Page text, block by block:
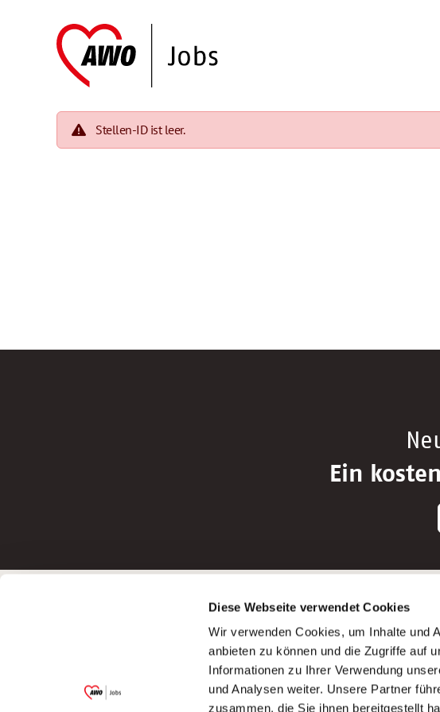
Diese Webseite verwendet Cookies
Wir verwenden Cookies, um Inhalte und
anbieten zu können und die Zugriffe auf
Informationen zu Ihrer Verwendung
und Analysen weiter. Unsere Partner
zusammen, die Sie ihnen bereitgestellt
Stellen-ID ist leer.
Ein
Garitz Bewirtschaftungsbetriebe GmbH
(Ein Tochterunternehmen des AWO
Bezirksverbandes Unterfranken e.V.)
Bewerbungstipps
Bewerbung als
Bewerbung als
Bewerbung als
Bewerbung als Erzieher*in